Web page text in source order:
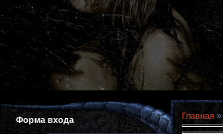
Форма входа Главная »